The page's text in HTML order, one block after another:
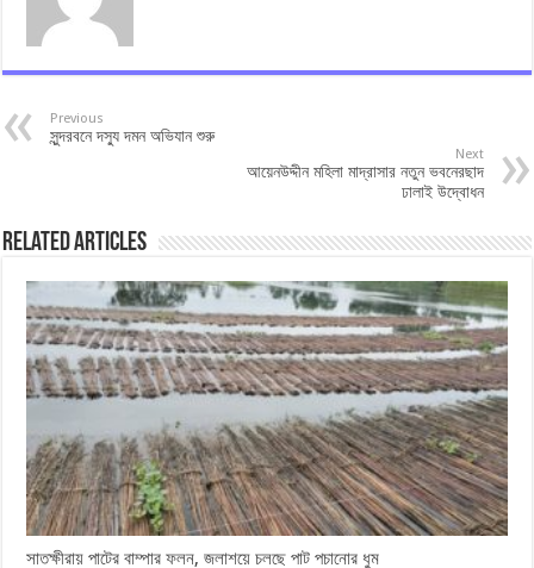
Previous
সুন্দরবনে দস্যু দমন অভিযান শুরু
Next
আয়েনউদ্দীন মহিলা মাদ্রাসার নতুন ভবনেরছাদ
ঢালাই উদ্বোধন
Related Articles
সাতক্ষীরায় পাটের বাম্পার ফলন, জলাশয়ে চলছে পাট পচানোর ধুম